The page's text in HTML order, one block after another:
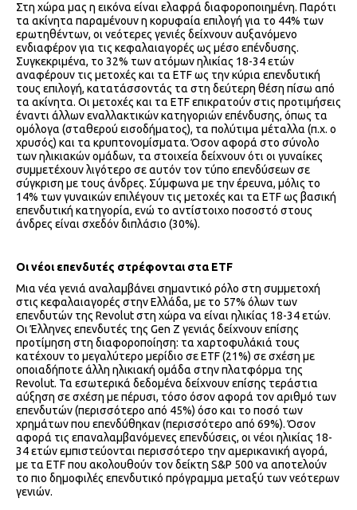
Στη χώρα μας η εικόνα είναι ελαφρά διαφοροποιημένη. Παρότι
τα ακίνητα παραμένουν η κορυφαία επιλογή για το 44% των
ερωτηθέντων, οι νεότερες γενιές δείχνουν αυξανόμενο
ενδιαφέρον για τις κεφαλαιαγορές ως μέσο επένδυσης.
Συγκεκριμένα, το 32% των ατόμων ηλικίας 18-34 ετών
αναφέρουν τις μετοχές και τα ETF ως την κύρια επενδυτική
τους επιλογή, κατατάσσοντάς τα στη δεύτερη θέση πίσω από
τα ακίνητα. Οι μετοχές και τα ETF επικρατούν στις προτιμήσεις
έναντι άλλων εναλλακτικών κατηγοριών επένδυσης, όπως τα
ομόλογα (σταθερού εισοδήματος), τα πολύτιμα μέταλλα (π.χ. ο
χρυσός) και τα κρυπτονομίσματα. Όσον αφορά στο σύνολο
των ηλικιακών ομάδων, τα στοιχεία δείχνουν ότι οι γυναίκες
συμμετέχουν λιγότερο σε αυτόν τον τύπο επενδύσεων σε
σύγκριση με τους άνδρες. Σύμφωνα με την έρευνα, μόλις το
14% των γυναικών επιλέγουν τις μετοχές και τα ETF ως βασική
επενδυτική κατηγορία, ενώ το αντίστοιχο ποσοστό στους
άνδρες είναι σχεδόν διπλάσιο (30%).
Οι νέοι επενδυτές στρέφονται στα ETF
Μια νέα γενιά αναλαμβάνει σημαντικό ρόλο στη συμμετοχή
στις κεφαλαιαγορές στην Ελλάδα, με το 57% όλων των
επενδυτών της Revolut στη χώρα να είναι ηλικίας 18-34 ετών.
Οι Έλληνες επενδυτές της Gen Z γενιάς δείχνουν επίσης
προτίμηση στη διαφοροποίηση: τα χαρτοφυλάκιά τους
κατέχουν το μεγαλύτερο μερίδιο σε ETF (21%) σε σχέση με
οποιαδήποτε άλλη ηλικιακή ομάδα στην πλατφόρμα της
Revolut. Τα εσωτερικά δεδομένα δείχνουν επίσης τεράστια
αύξηση σε σχέση με πέρυσι, τόσο όσον αφορά τον αριθμό των
επενδυτών (περισσότερο από 45%) όσο και το ποσό των
χρημάτων που επενδύθηκαν (περισσότερο από 69%). Όσον
αφορά τις επαναλαμβανόμενες επενδύσεις, οι νέοι ηλικίας 18-
34 ετών εμπιστεύονται περισσότερο την αμερικανική αγορά,
με τα ETF που ακολουθούν τον δείκτη S&P 500 να αποτελούν
το πιο δημοφιλές επενδυτικό πρόγραμμα μεταξύ των νεότερων
γενιών.